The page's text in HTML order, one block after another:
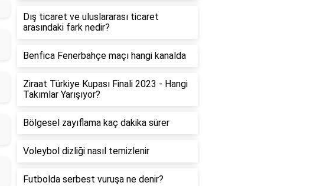
Dış ticaret ve uluslararası ticaret
arasındaki fark nedir?
Benfica Fenerbahçe maçı hangi kanalda
Ziraat Türkiye Kupası Finali 2023 - Hangi
Takımlar Yarışıyor?
Bölgesel zayıflama kaç dakika sürer
Voleybol dizliği nasıl temizlenir
Futbolda serbest vuruşa ne denir?